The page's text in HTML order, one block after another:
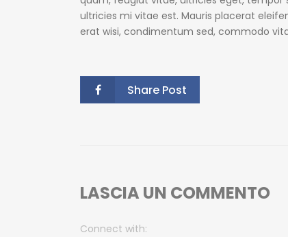
ultricies mi vitae est. Mauris placerat
erat wisi, condimentum sed, commodo
Share Post
LASCIA UN COMMENTO
Connect with: